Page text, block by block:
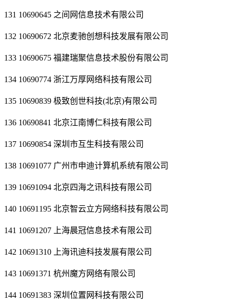
131 10690645 之间网信息技术有限公司
132 10690672 北京麦驰创想科技发展有限公司
133 10690675 福建瑞聚信息技术股份有限公司
134 10690774 浙江万厚网络科技有限公司
135 10690839 极致创世科技(北京)有限公司
136 10690841 北京江南博仁科技有限公司
137 10690854 深圳市互生科技有限公司
138 10691077 广州市申迪计算机系统有限公司
139 10691094 北京四海之讯科技有限公司
140 10691195 北京智云立方网络科技有限公司
141 10691207 上海晨冠信息技术有限公司
142 10691310 上海讯迪科技发展有限公司
143 10691371 杭州魔方网络有限公司
144 10691383 深圳位置网科技有限公司